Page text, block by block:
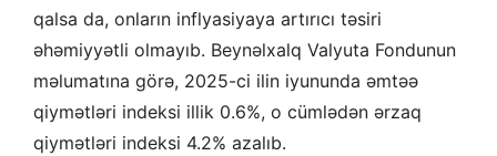
qalsa da, onların inflyasiyaya artırıcı təsiri
əhəmiyyətli olmayıb. Beynəlxalq Valyuta Fondunun
məlumatına görə, 2025-ci ilin iyununda əmtəə
qiymətləri indeksi illik 0.6%, o cümlədən ərzaq
qiymətləri indeksi 4.2% azalıb.